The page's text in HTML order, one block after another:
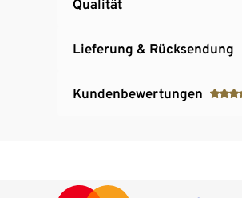
Qualität
Lieferung & Rücksendung
Kundenbewertungen